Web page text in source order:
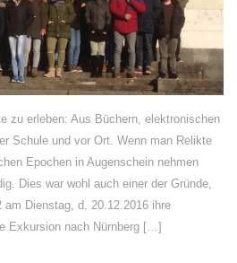
zu erleben: Aus Büchern, elektronischen
Schule und vor Ort. Wenn man Relikte
Epochen in Augenschein nehmen
Dies war wohl auch einer der Gründe,
Dienstag, d. 20.12.2016 ihre
Exkursion nach Nürnberg […]